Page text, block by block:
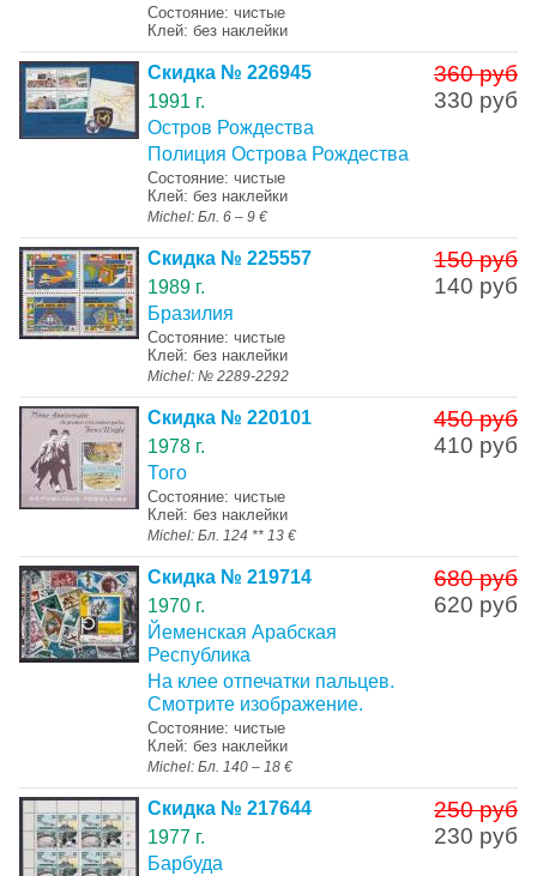
Состояние: чистые
Клей: без наклейки
360 руб
330 руб
Скидка № 226945
1991 г.
Остров Рождества
Полиция Острова Рождества
Состояние: чистые
Клей: без наклейки
Michel: Бл. 6 – 9 €
150 руб
140 руб
Скидка № 225557
1989 г.
Бразилия
Состояние: чистые
Клей: без наклейки
Michel: № 2289-2292
450 руб
410 руб
Скидка № 220101
1978 г.
Того
Состояние: чистые
Клей: без наклейки
Michel: Бл. 124 ** 13 €
680 руб
620 руб
Скидка № 219714
1970 г.
Йеменская Арабская
Республика
На клее отпечатки пальцев.
Смотрите изображение.
Состояние: чистые
Клей: без наклейки
Michel: Бл. 140 – 18 €
250 руб
230 руб
Скидка № 217644
1977 г.
Барбуда